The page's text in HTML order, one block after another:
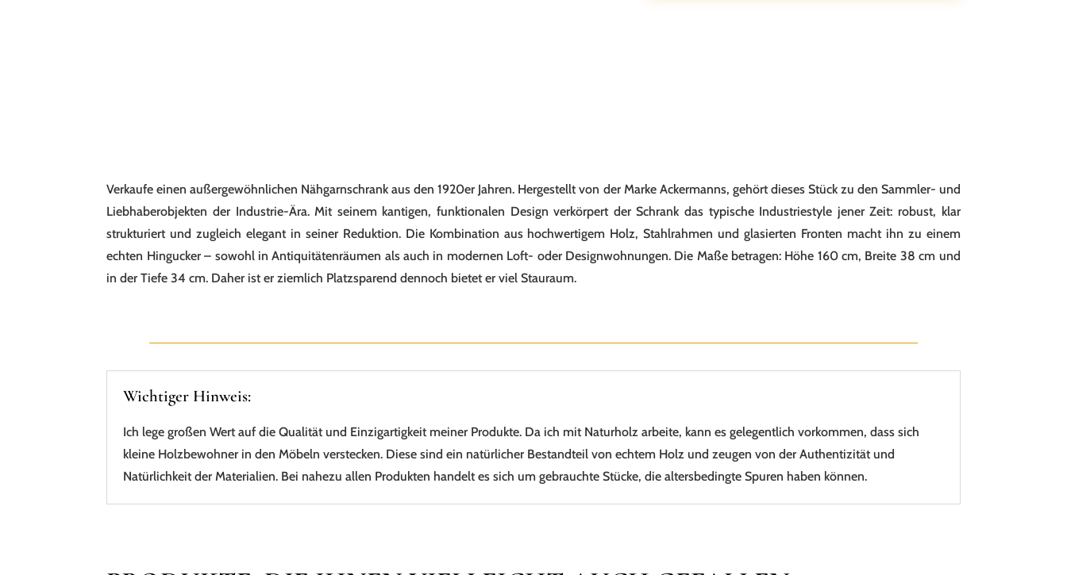
Verkaufe einen außergewöhnlichen Nähgarnschrank aus den 1920er Jahren. Hergestellt von der Marke Ackermanns, gehört dieses Stück zu den Sammler- und
Liebhaberobjekten der Industrie-Ära. Mit seinem kantigen, funktionalen Design verkörpert der Schrank das typische Industriestyle jener Zeit: robust, klar
strukturiert und zugleich elegant in seiner Reduktion. Die Kombination aus hochwertigem Holz, Stahlrahmen und glasierten Fronten macht ihn zu einem
echten Hingucker – sowohl in Antiquitätenräumen als auch in modernen Loft- oder Designwohnungen. Die Maße betragen: Höhe 160 cm, Breite 38 cm und
in der Tiefe 34 cm. Daher ist er ziemlich Platzsparend dennoch bietet er viel Stauraum.
Wichtiger Hinweis:
Ich lege großen Wert auf die Qualität und Einzigartigkeit meiner Produkte. Da ich mit Naturholz arbeite, kann es gelegentlich vorkommen, dass sich
kleine Holzbewohner in den Möbeln verstecken. Diese sind ein natürlicher Bestandteil von echtem Holz und zeugen von der Authentizität und
Natürlichkeit der Materialien. Bei nahezu allen Produkten handelt es sich um gebrauchte Stücke, die altersbedingte Spuren haben können.